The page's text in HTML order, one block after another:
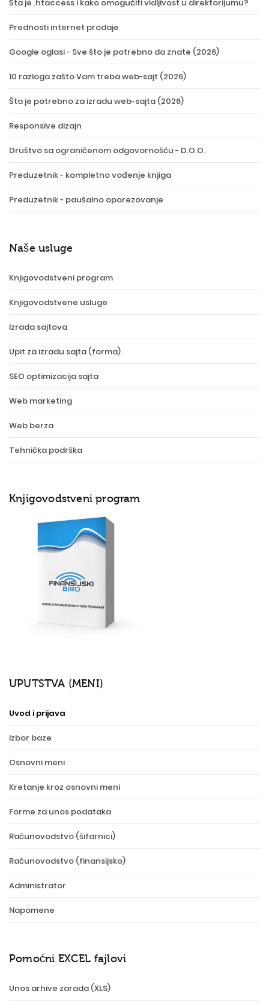
Šta je .htaccess i kako omogućiti vidljivost u direktorijumu?
Prednosti internet prodaje
Google oglasi - Sve što je potrebno da znate (2026)
10 razloga zašto Vam treba web-sajt (2026)
Šta je potrebno za izradu web-sajta (2026)
Responsive dizajn
Društvo sa ograničenom odgovornošću - D.O.O.
Preduzetnik - kompletno vođenje knjiga
Preduzetnik - paušalno oporezovanje
Naše usluge
Knjigovodstveni program
Knjigovodstvene usluge
Izrada sajtova
Upit za izradu sajta (forma)
SEO optimizacija sajta
Web marketing
Web berza
Tehnička podrška
Knjigovodstveni program
UPUTSTVA (MENI)
Uvod i prijava
Izbor baze
Osnovni meni
Kretanje kroz osnovni meni
Forme za unos podataka
Računovodstvo (šifarnici)
Računovodstvo (finansijsko)
Administrator
Napomene
Pomoćni EXCEL fajlovi
Unos arhive zarada (XLS)